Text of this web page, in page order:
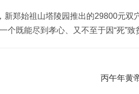
新郑始祖山塔陵园推出的29800元
个既能尽到孝心、又不至于因“死”
丙午年黄